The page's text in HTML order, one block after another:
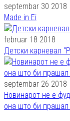
septembar 30 2018
Made in Ei
februar 18 2018
Детски карневал
septembar 26 2018
Новинарот не е
она што би прашал